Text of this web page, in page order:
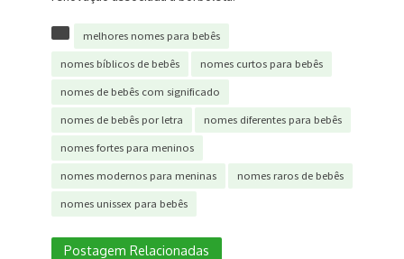
melhores nomes para bebês
nomes bíblicos de bebês nomes curtos para bebês
nomes de bebês com significado
nomes de bebês por letra nomes diferentes para bebês
nomes fortes para meninos
nomes modernos para meninas nomes raros de bebês
nomes unissex para bebês
Postagem Relacionadas